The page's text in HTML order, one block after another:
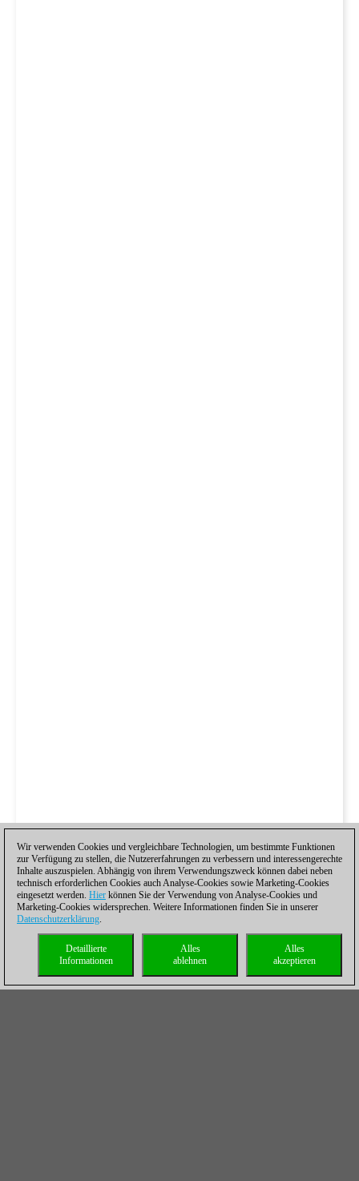
Wir verwenden Cookies und vergleichbare Technologien, um bestimmte Funktionen
zur Verfügung zu stellen, die Nutzererfahrungen zu verbessern und interessengerechte
Inhalte auszuspielen. Abhängig von ihrem Verwendungszweck können dabei neben
technisch erforderlichen Cookies auch Analyse-Cookies sowie Marketing-Cookies
eingesetzt werden. Hier können Sie der Verwendung von Analyse-Cookies und
Marketing-Cookies widersprechen. Weitere Informationen finden Sie in unserer
Datenschutzerklärung.
Alles
akzeptieren
Alles
ablehnen
Detaillierte
Informationen